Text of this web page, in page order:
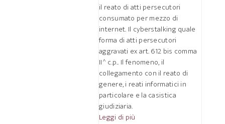
il reato di atti persecutori
consumato per mezzo di
internet. Il cyberstalking quale
forma di atti persecutori
aggravati ex art. 612 bis comma
II^ c.p.. Il fenomeno, il
collegamento con il reato di
genere, i reati informatici in
particolare e la casistica
giudiziaria.
Leggi di più